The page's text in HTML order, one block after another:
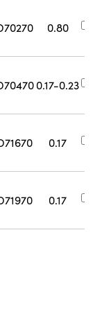
0.80
0.17-0.23
0.17
0.17